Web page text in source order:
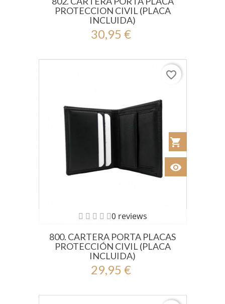
PROTECCION CIVIL (PLACA
INCLUIDA)
30,95 €
0 reviews
800. CARTERA PORTA PLACAS
PROTECCIÓN CIVIL (PLACA
INCLUIDA)
29,95 €
shopping_cart
visibility
favorite_border